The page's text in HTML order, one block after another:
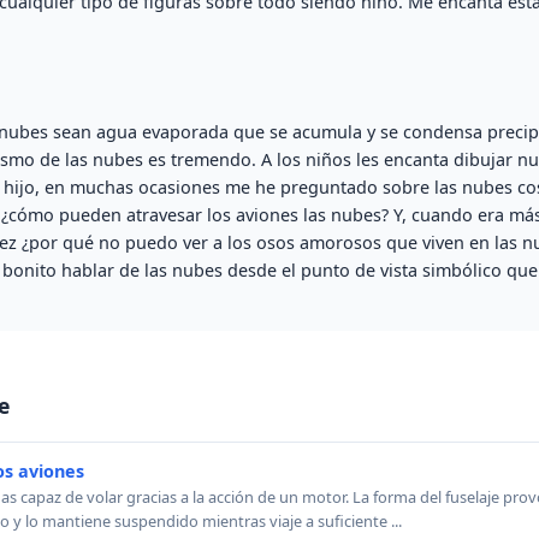
sean agua evaporada que se acumula y se condensa
de las nubes es tremendo. A los niños les encanta dibujar
en muchas ocasiones me he preguntado sobre las nubes
pueden atravesar los aviones las nubes? Y, cuando era
¿por qué no puedo ver a los osos amorosos que viven en las
hablar de las nubes desde el punto de vista simbólico
aviones
capaz de volar gracias a la acción de un motor. La forma del fuselaje
y lo mantiene suspendido mientras viaje a suficiente ...